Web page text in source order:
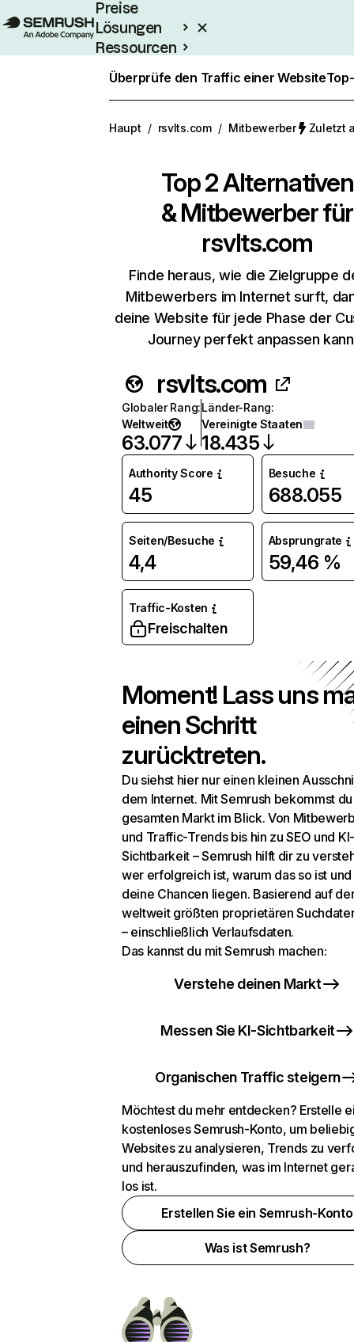
Preise
Lösungen
Ressourcen
Enterprise
Überprüfe den Traffic einer Website
Haupt / rsvlts.com / Mitbewerber Zuletzt
Top 2 Alternativen
& Mitbewerber für
rsvlts.com
Finde heraus, wie die Zielgruppe
Mitbewerbers im Internet surft,
deine Website für jede Phase der
Journey perfekt anpassen
rsvlts.com
Globaler Rang:
Weltweit
63.077
Länder-Rang:
Vereinigte Staaten
18.435
Authority Score
45
Besuche
688.055
Seiten/Besuche
4,4
Absprungrate
59,46 %
Traffic-Kosten
Freischalten
Moment! Lass uns
einen Schritt
zurücktreten.
Du siehst hier nur einen kleinen
dem Internet. Mit Semrush bekommst
gesamten Markt im Blick. Von
und Traffic-Trends bis hin zu SEO und KI-
Sichtbarkeit – Semrush hilft dir zu
wer erfolgreich ist, warum das so ist
deine Chancen liegen. Basierend auf
weltweit größten proprietären
– einschließlich Verlaufsdaten.
Das kannst du mit Semrush machen:
Verstehe deinen Markt
Messen Sie KI-Sichtbarkeit
Organischen Traffic steigern
Möchtest du mehr entdecken? Erstelle
kostenloses Semrush-Konto, um
Websites zu analysieren, Trends zu
und herauszufinden, was im Internet
los ist.
Erstellen Sie ein Semrush-Konto
Was ist Semrush?